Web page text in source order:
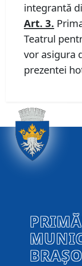
integrantă
Art. 3.
Teatrul
vor asigura
prezentei